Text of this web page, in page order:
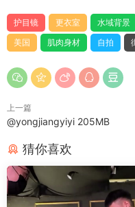
显得格外生动。腰间系着黑
实地落在地上，每一处细节
力，双臂自然垂落时肌肉隆
有变化——从街道到水域边
屏幕映照着他的面容与身姿
椅上更换衣服。红色T恤勾
迷彩背包静静靠在一旁。阳
护目镜 更衣室 水域背景
美国
肌肉身材 自拍
上一篇
@yongjiangyiyi 205MB
猜你喜欢